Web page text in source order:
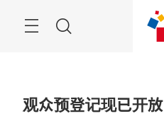
观众预登记现已开放